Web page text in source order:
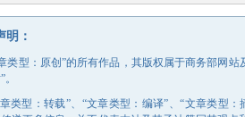
明：
类型：原创”的所有作品，其版权属于商务部网
类型：转载”、“文章类型：编译”、“文章类型